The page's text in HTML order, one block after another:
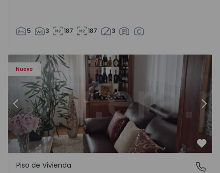
5 3 187 187 3
Nuevo
- 1575635 - 12
Piso de Vivienda T6 Vila Nova de Gaia, Pedroso e
Anterior
Pedroso - Vila Nova de Gaia, Vila Nova de Gaia
Piso de Vivienda